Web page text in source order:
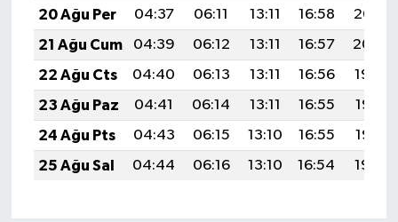
20 Ağu Per
04:37 06:11 13:11 16:58
20:02
21 Ağu Cum
04:39 06:12 13:11 16:57
20:00
22 Ağu Cts
04:40 06:13 13:11 16:56
19:59
23 Ağu Paz
04:41 06:14 13:11 16:55
19:57
24 Ağu Pts
04:43 06:15 13:10 16:55
19:56
25 Ağu Sal
04:44 06:16 13:10 16:54 19:54